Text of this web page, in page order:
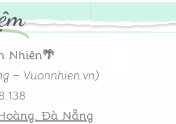
Nhiên🌴
– Vuonnhien.vn)
Đà Nẵng